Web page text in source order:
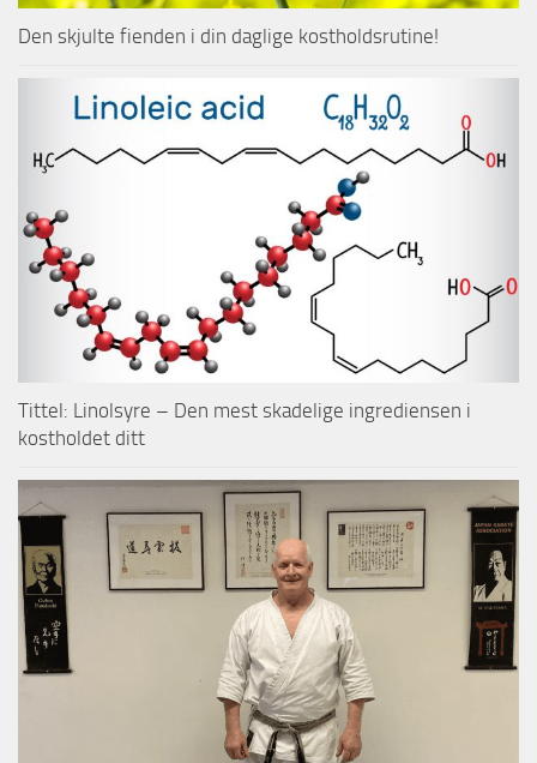
Den skjulte fienden i din daglige kostholdsrutine!
Tittel: Linolsyre – Den mest skadelige ingrediensen i
kostholdet ditt